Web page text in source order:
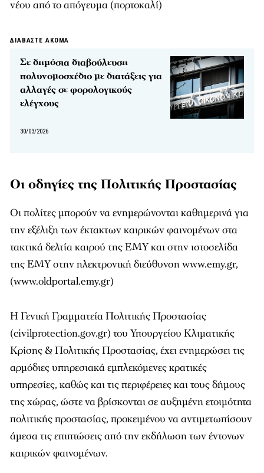
νέου από το απόγευμα (πορτοκαλί)
ΔΙΑΒΑΣΤΕ ΑΚΟΜΑ
Σε δημόσια διαβούλευση
πολυνομοσχέδιο με διατάξεις για
αλλαγές σε φορολογικούς
ελέγχους
30/03/2026
Οι οδηγίες της Πολιτικής Προστασίας
Οι πολίτες μπορούν να ενημερώνονται καθημερινά για
την εξέλιξη των έκτακτων καιρικών φαινομένων στα
τακτικά δελτία καιρού της ΕΜΥ και στην ιστοσελίδα
της ΕΜΥ στην ηλεκτρονική διεύθυνση www.emy.gr,
(www.oldportal.emy.gr)
Η Γενική Γραμματεία Πολιτικής Προστασίας
(civilprotection.gov.gr) του Υπουργείου Κλιματικής
Κρίσης & Πολιτικής Προστασίας, έχει ενημερώσει τις
αρμόδιες υπηρεσιακά εμπλεκόμενες κρατικές
υπηρεσίες, καθώς και τις περιφέρειες και τους δήμους
της χώρας, ώστε να βρίσκονται σε αυξημένη ετοιμότητα
πολιτικής προστασίας, προκειμένου να αντιμετωπίσουν
άμεσα τις επιπτώσεις από την εκδήλωση των έντονων
καιρικών φαινομένων.